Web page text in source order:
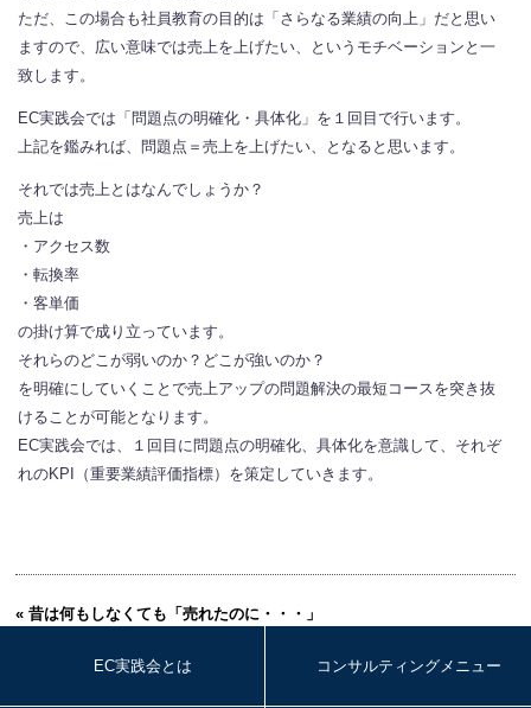
ただ、この場合も社員教育の目的は「さらなる業績の向上」だと思い
ますので、広い意味では売上を上げたい、というモチベーションと一
致します。
EC実践会では「問題点の明確化・具体化」を１回目で行います。
上記を鑑みれば、問題点＝売上を上げたい、となると思います。
それでは売上とはなんでしょうか？
売上は
・アクセス数
・転換率
・客単価
の掛け算で成り立っています。
それらのどこが弱いのか？どこが強いのか？
を明確にしていくことで売上アップの問題解決の最短コースを突き抜
けることが可能となります。
EC実践会では、１回目に問題点の明確化、具体化を意識して、それぞ
れのKPI（重要業績評価指標）を策定していきます。
« 昔は何もしなくても「売れたのに・・・」
EC実践会とは コンサルティングメニュー